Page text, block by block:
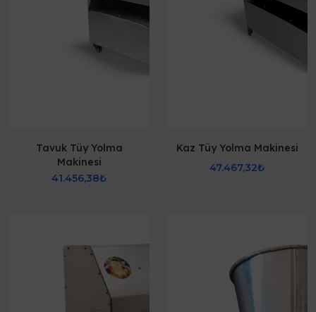
Tavuk Tüy Yolma
Makinesi
41.456,38₺
Kaz Tüy Yolma Makinesi
47.467,32₺